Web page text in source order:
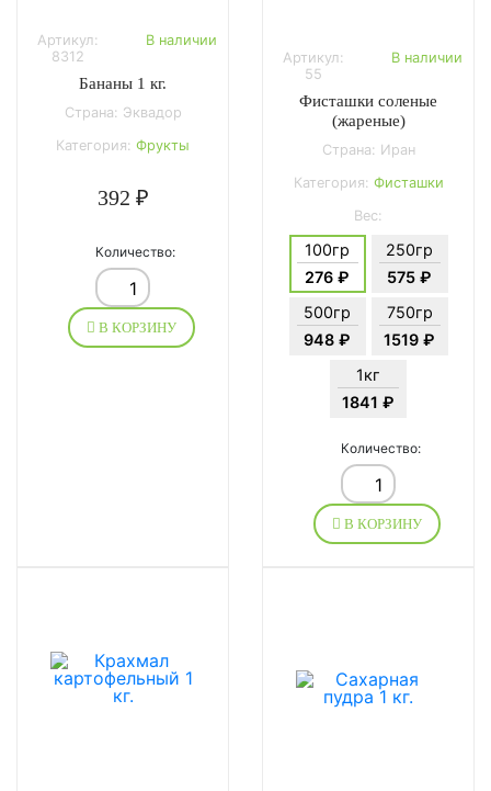
Артикул:
8312
В наличии
Бананы 1 кг.
Страна: Эквадор
Категория: Фрукты
392 ₽
Количество:
В КОРЗИНУ
Артикул:
55
В наличии
Фисташки соленые
(жареные)
Страна: Иран
Категория: Фисташки
Вес:
100гр
276 ₽
250гр
575 ₽
500гр
948 ₽
750гр
1519 ₽
1кг
1841 ₽
Количество:
В КОРЗИНУ